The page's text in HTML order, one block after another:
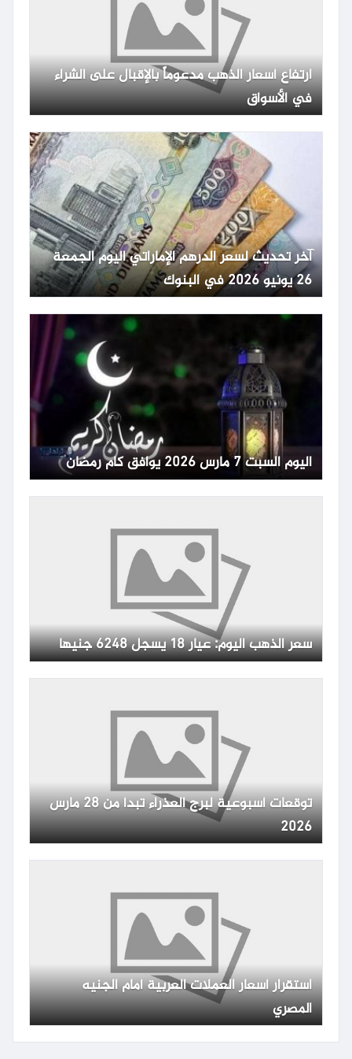
ارتفاع أسعار الذهب مدعوماً بالإقبال على الشراء
في الأسواق
آخر تحديث لسعر الدرهم الإماراتي اليوم الجمعة
26 يونيو 2026 في البنوك
اليوم السبت 7 مارس 2026 يوافق كام رمضان
سعر الذهب اليوم: عيار 18 يسجل 6248 جنيها
توقعات أسبوعية لبرج العذراء تبدأ من 28 مارس
2026
استقرار أسعار العملات العربية أمام الجنيه
المصري